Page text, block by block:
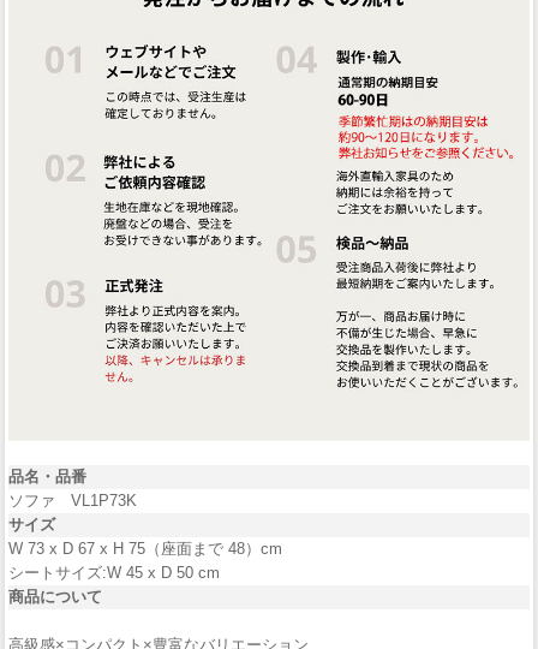
品名・品番
ソファ VL1P73K
サイズ
W 73 x D 67 x H 75（座面まで 48）cm
シートサイズ:W 45 x D 50 cm
商品について
高級感×コンパクト×豊富なバリエーション